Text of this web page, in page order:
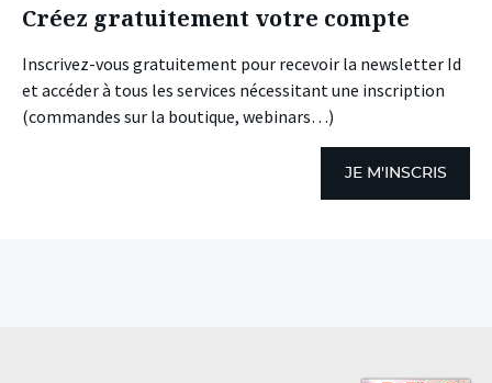
Créez gratuitement votre compte
Inscrivez-vous gratuitement pour recevoir la newsletter Id
et accéder à tous les services nécessitant une inscription
(commandes sur la boutique, webinars…)
JE M'INSCRIS